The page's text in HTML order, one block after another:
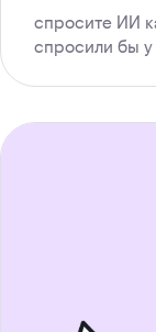
спросите ИИ
спросили бы у